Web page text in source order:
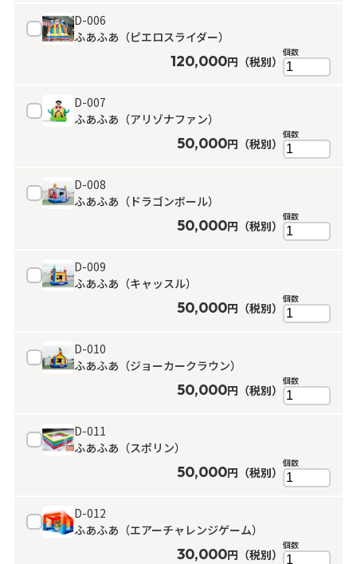
板付店 092-589-0170
受付時間: 8:30〜17:00（平日）
※最終受付16:30まで
受付時間: 8:30〜17:00（平日）
※最終受付16:30まで
メールお問い合わせ
スポーツ
D-006
ふあふあ（ピエロスライダー）
120,000円（税別）
個数
D-007
ふあふあ（アリゾナファン）
50,000円（税別）
個数
D-008
ふあふあ（ドラゴンボール）
50,000円（税別）
個数
D-009
ふあふあ（キャッスル）
50,000円（税別）
個数
D-010
ふあふあ（ジョーカークラウン）
50,000円（税別）
個数
D-011
ふあふあ（スポリン）
50,000円（税別）
個数
D-012
ふあふあ（エアーチャレンジゲーム）
30,000円（税別）
個数